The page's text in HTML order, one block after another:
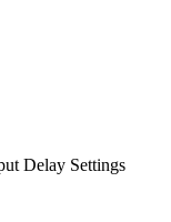
Delay Settings